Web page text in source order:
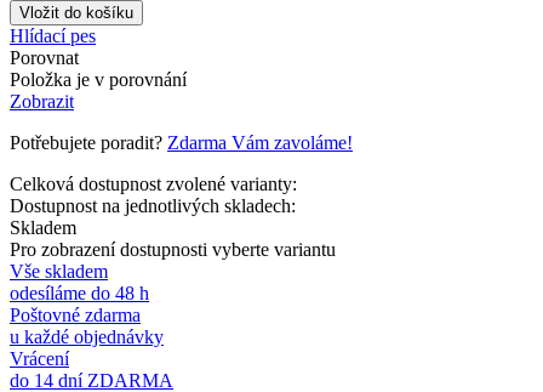
Hlídací pes
Porovnat
Položka je v porovnání
Zobrazit
Potřebujete poradit? Zdarma Vám zavoláme!
Celková dostupnost zvolené varianty:
Dostupnost na jednotlivých skladech:
Skladem
Pro zobrazení dostupnosti vyberte variantu
Vše skladem
odesíláme do 48 h
Poštovné zdarma
u každé objednávky
Vrácení
do 14 dní ZDARMA